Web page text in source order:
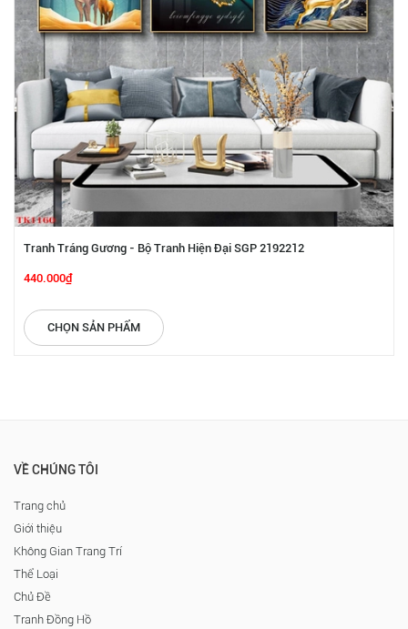
Tranh Tráng Gương - Bộ Tranh Hiện Đại SGP 2192212
440.000₫
CHỌN SẢN PHẨM
VỀ CHÚNG TÔI
Trang chủ
Giới thiệu
Không Gian Trang Trí
Thể Loại
Chủ Đề
Tranh Đồng Hồ